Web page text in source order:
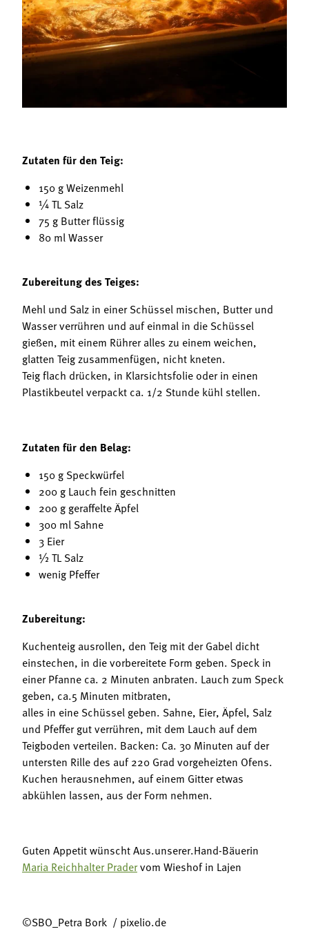
Mitgliedschaft
Landessekretariat
Bäuerliche Buffets
Hofgeschichten
Zutaten für den Teig:
150 g Weizenmehl
¼ TL Salz
75 g Butter flüssig
80 ml Wasser
Zubereitung des Teiges:
Mehl und Salz in einer Schüssel mischen, Butter und
Wasser verrühren und auf einmal in die Schüssel
gießen, mit einem Rührer alles zu einem weichen,
glatten Teig zusammenfügen, nicht kneten.
Teig flach drücken, in Klarsichtsfolie oder in einen
Plastikbeutel verpackt ca. 1/2 Stunde kühl stellen.
Zutaten für den Belag:
150 g Speckwürfel
200 g Lauch fein geschnitten
200 g geraffelte Äpfel
300 ml Sahne
3 Eier
½ TL Salz
wenig Pfeffer
Zubereitung:
Kuchenteig ausrollen, den Teig mit der Gabel dicht
einstechen, in die vorbereitete Form geben. Speck in
einer Pfanne ca. 2 Minuten anbraten. Lauch zum Speck
geben, ca.5 Minuten mitbraten,
alles in eine Schüssel geben. Sahne, Eier, Äpfel, Salz
und Pfeffer gut verrühren, mit dem Lauch auf dem
Teigboden verteilen. Backen: Ca. 30 Minuten auf der
untersten Rille des auf 220 Grad vorgeheizten Ofens.
Kuchen herausnehmen, auf einem Gitter etwas
abkühlen lassen, aus der Form nehmen.
Guten Appetit wünscht Aus.unserer.Hand-Bäuerin
Maria Reichhalter Pradervom Wieshof in Lajen
©SBO_Petra Bork / pixelio.de